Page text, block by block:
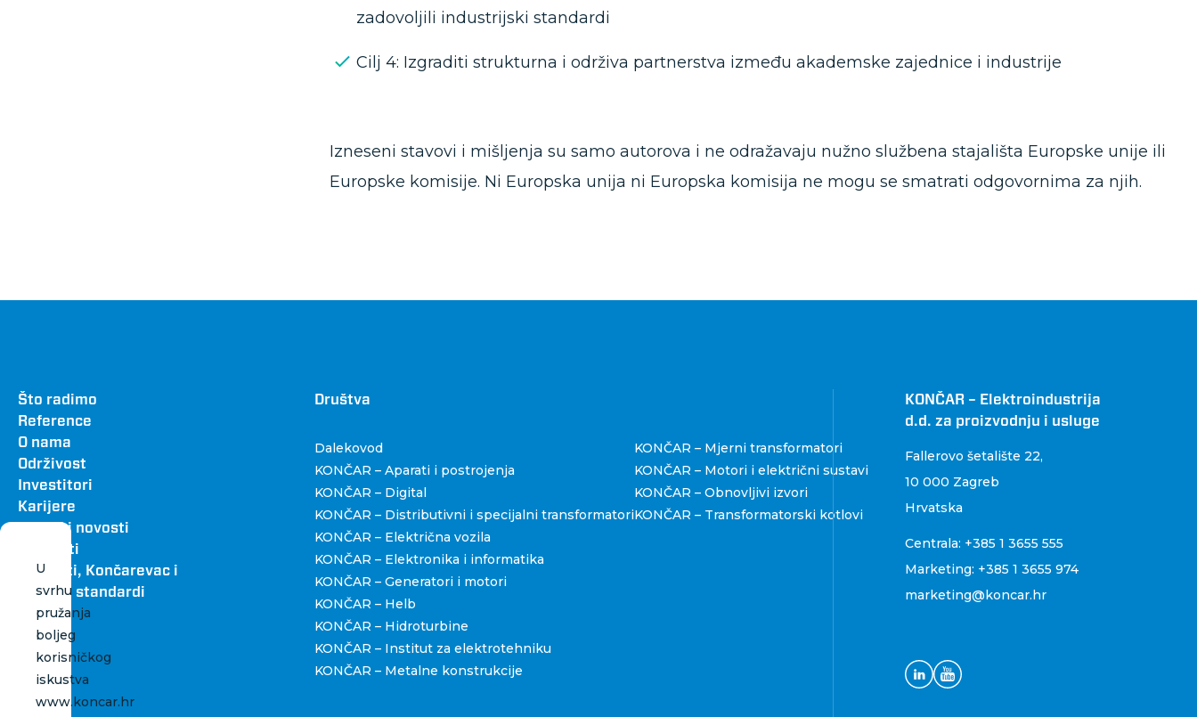
zadovoljili industrijski standardi
Cilj 4: Izgraditi strukturna i održiva partnerstva između akademske zajednice i industrije
Izneseni stavovi i mišljenja su samo autorova i ne odražavaju nužno službena stajališta Europske unije ili
Europske komisije. Ni Europska unija ni Europska komisija ne mogu se smatrati odgovornima za njih.
Footer
Što radimo
Reference
O nama
Održivost
Investitori
Karijere
Vijesti i novosti
Kontakti
Katalozi, Končarevac i
grafički standardi
Društva
Društva
Dalekovod
KONČAR – Aparati i postrojenja
KONČAR – Digital
KONČAR – Distributivni i specijalni transformatori
KONČAR – Električna vozila
KONČAR – Elektronika i informatika
KONČAR – Generatori i motori
KONČAR – Helb
KONČAR – Hidroturbine
KONČAR – Institut za elektrotehniku
KONČAR – Metalne konstrukcije
KONČAR – Mjerni transformatori
KONČAR – Motori i električni sustavi
KONČAR – Obnovljivi izvori
KONČAR – Transformatorski kotlovi
KONČAR – Elektroindustrija
d.d. za proizvodnju i usluge
Fallerovo šetalište 22,
10 000 Zagreb
Hrvatska
Centrala: +385 1 3655 555
Marketing: +385 1 3655 974
marketing@koncar.hr
U
svrhu
pružanja
boljeg
korisničkog
iskustva
www.koncar.hr